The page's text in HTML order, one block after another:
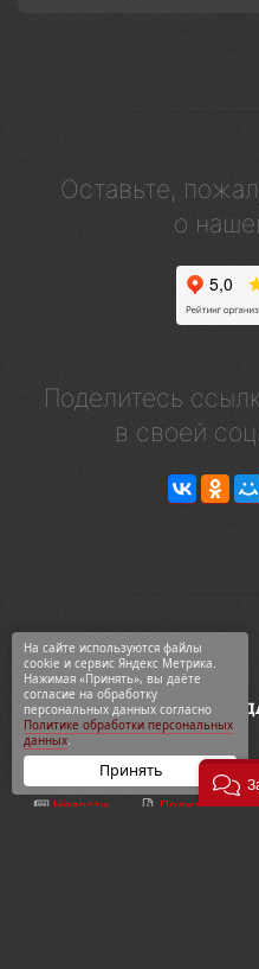
Оставьте,
о
Поделитесь
в своей
Новости
Политика
На сайте используются файлы
cookie и сервис Яндекс Метрика.
Нажимая «Принять», вы даёте
согласие на обработку
персональных данных согласно
Политике обработки персональных
данных.
Принять